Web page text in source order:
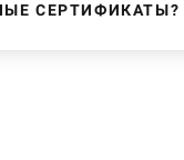
СЕРТИФИКАТЫ?